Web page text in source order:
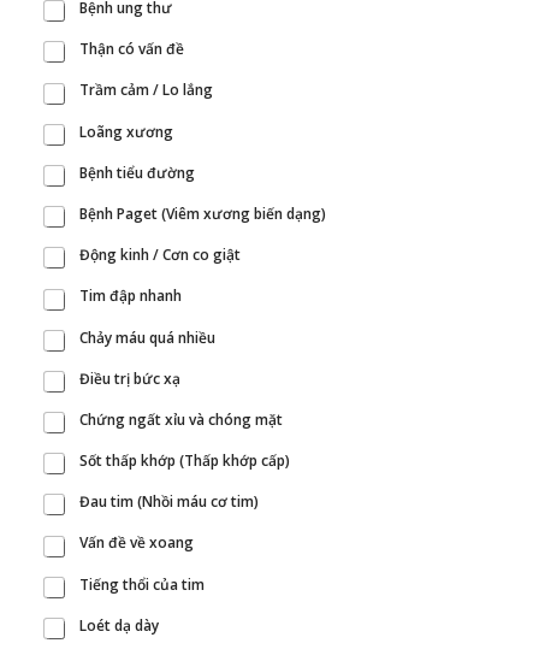
Bệnh ung thư
Thận có vấn đề
Trầm cảm / Lo lắng
Loãng xương
Bệnh tiểu đường
Bệnh Paget (Viêm xương biến dạng)
Động kinh / Cơn co giật
Tim đập nhanh
Chảy máu quá nhiều
Điều trị bức xạ
Chứng ngất xỉu và chóng mặt
Sốt thấp khớp (Thấp khớp cấp)
Đau tim (Nhồi máu cơ tim)
Vấn đề về xoang
Tiếng thổi của tim
Loét dạ dày